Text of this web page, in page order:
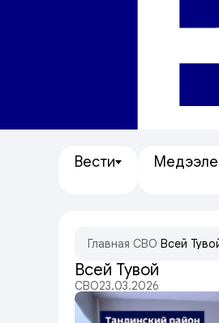
Вести
Главная СВО Всей
Всей Тувой
СВО23.03.2026